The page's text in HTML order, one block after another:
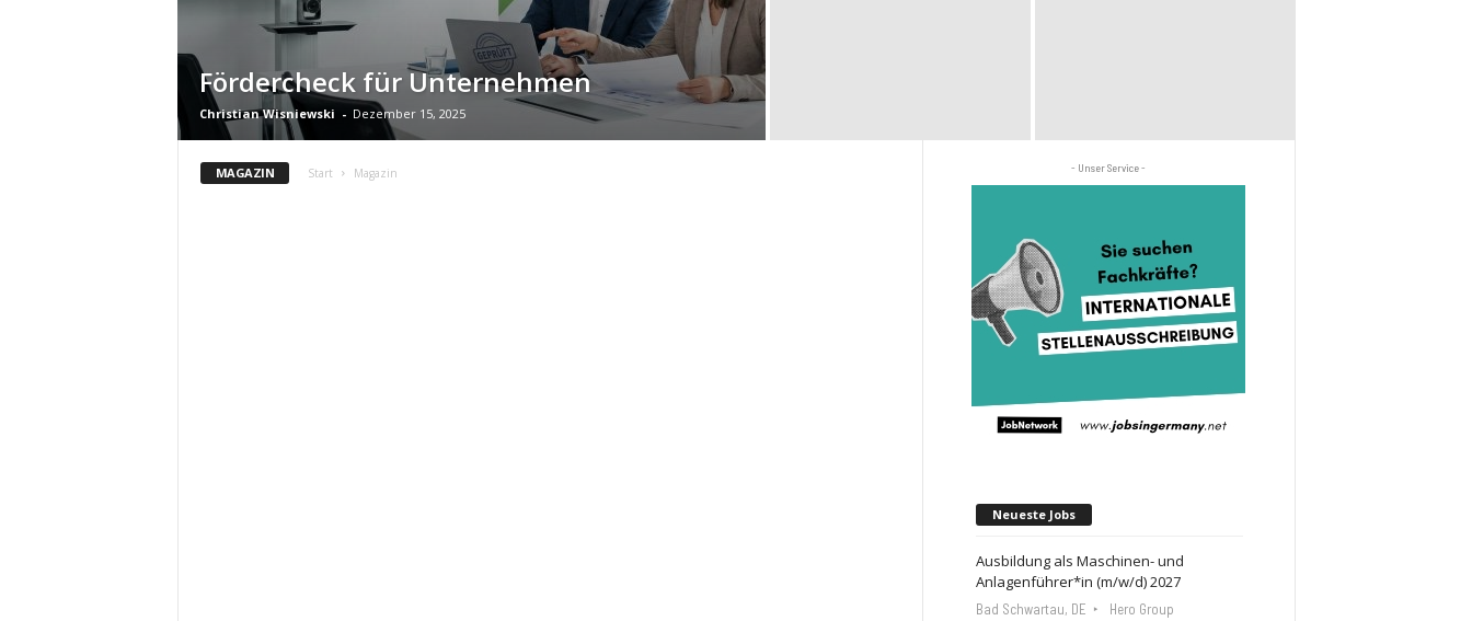
Fördercheck für Unternehmen
Christian Wisniewski - Dezember 15, 2025
MAGAZIN Start Magazin - Unser Service -
Neueste Jobs
Ausbildung als Maschinen- und
Anlagenführer*in (m/w/d) 2027
Bad Schwartau, DE Hero Group